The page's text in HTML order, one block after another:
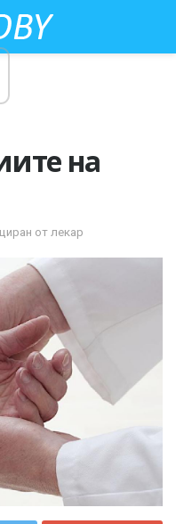
на
от лекар